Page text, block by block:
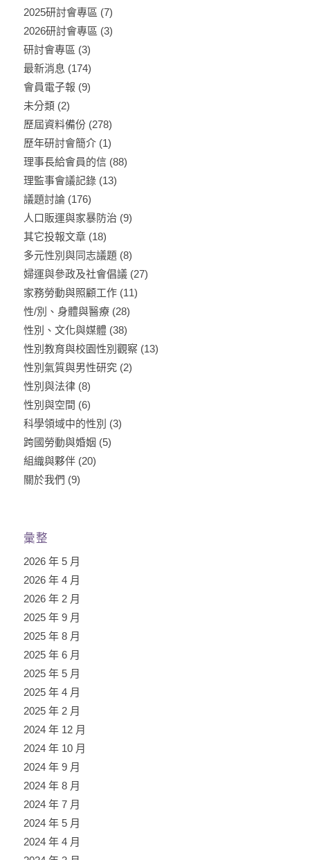
2025研討會專區 (7)
2026研討會專區 (3)
研討會專區 (3)
最新消息 (174)
會員電子報 (9)
未分類(2)
歷屆資料備份(278)
歷年研討會簡介(1)
理事長給會員的信(88)
理監事會議記錄(13)
議題討論(176)
人口販運與家暴防治 (9)
其它投報文章(18)
多元性別與同志議題(8)
婦運與參政及社會倡議(27)
家務勞動與照顧工作(11)
性/別、身體與醫療(28)
性別、文化與媒體(38)
性別教育與校園性別觀察 (13)
性別氣質與男性研究(2)
性別與法律(8)
性別與空間 (6)
科學領域中的性別 (3)
跨國勞動與婚姻 (5)
組織與夥伴(20)
關於我們 (9)
彙整
2026 年 5 月
2026 年 4 月
2026 年 2 月
2025 年 9 月
2025 年 8 月
2025 年 6 月
2025 年 5 月
2025 年 4 月
2025 年 2 月
2024 年 12 月
2024 年 10 月
2024 年 9 月
2024 年 8 月
2024 年 7 月
2024 年 5 月
2024 年 4 月